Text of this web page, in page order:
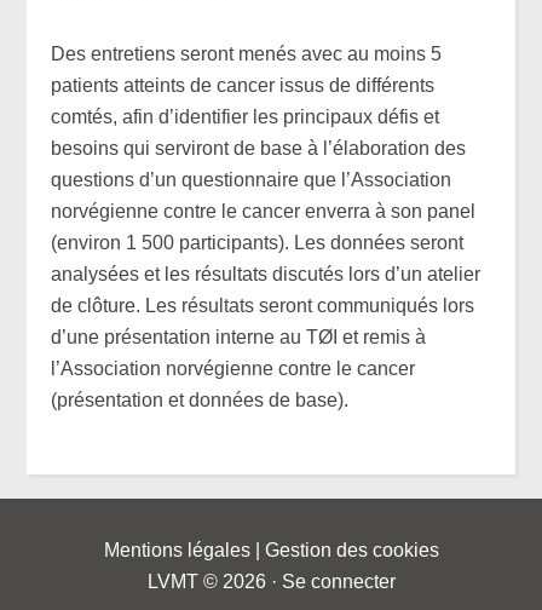
Des entretiens seront menés avec au moins 5
patients atteints de cancer issus de différents
comtés, afin d’identifier les principaux défis et
besoins qui serviront de base à l’élaboration des
questions d’un questionnaire que l’Association
norvégienne contre le cancer enverra à son panel
(environ 1 500 participants). Les données seront
analysées et les résultats discutés lors d’un atelier
de clôture. Les résultats seront communiqués lors
d’une présentation interne au TØI et remis à
l’Association norvégienne contre le cancer
(présentation et données de base).
Mentions légales| Gestion des cookies
LVMT © 2026 · Se connecter